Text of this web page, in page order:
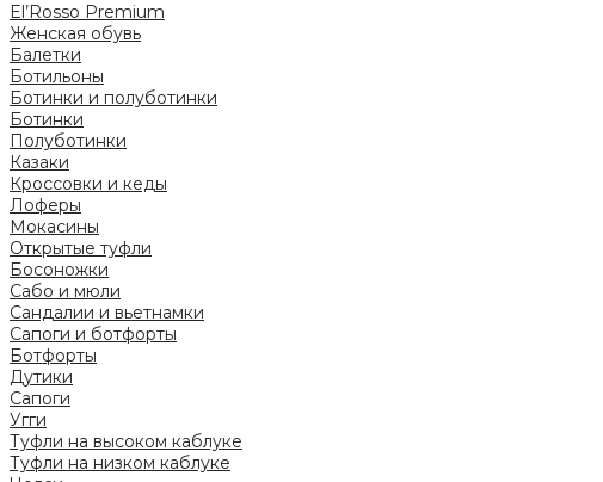
El’Rosso Premium
Женская обувь
Балетки
Ботильоны
Ботинки и полуботинки
Ботинки
Полуботинки
Казаки
Кроссовки и кеды
Лоферы
Мокасины
Открытые туфли
Босоножки
Сабо и мюли
Сандалии и вьетнамки
Сапоги и ботфорты
Ботфорты
Дутики
Сапоги
Угги
Туфли на высоком каблуке
Туфли на низком каблуке